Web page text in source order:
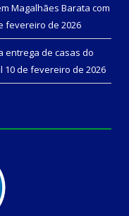
Magalhães Barata com
fevereiro de 2026
entrega de casas do
10 de fevereiro de 2026